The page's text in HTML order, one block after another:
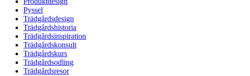
Pyssel
Trädgårdsdesign
Trädgårdshistoria
Trädgårdsinspiration
Trädgårdskonsult
Trädgårdskurs
Trädgårdsodling
Trädgårdsresor